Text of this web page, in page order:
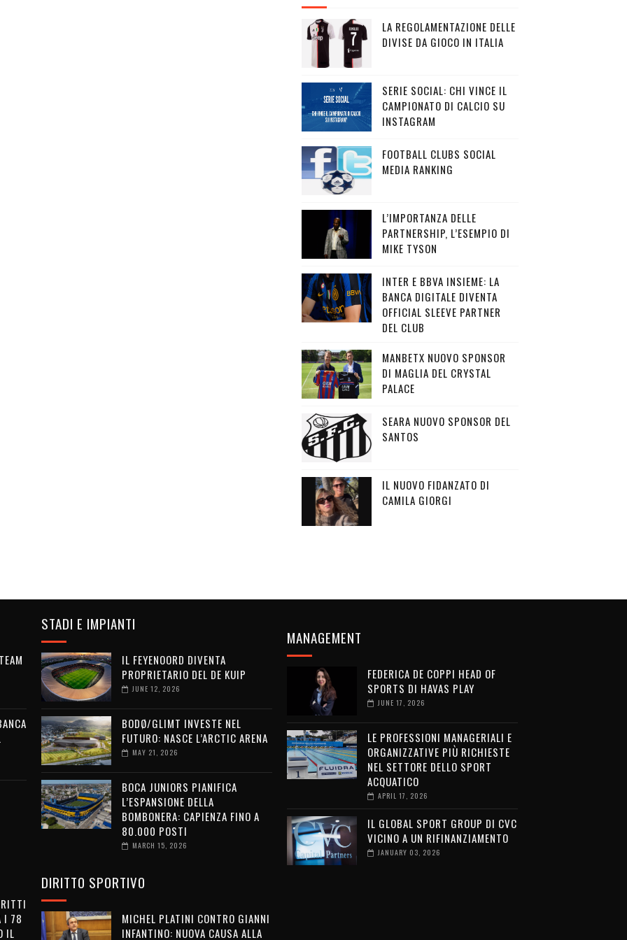
LA REGOLAMENTAZIONE DELLE
DIVISE DA GIOCO IN ITALIA
SERIE SOCIAL: CHI VINCE IL
CAMPIONATO DI CALCIO SU
INSTAGRAM
FOOTBALL CLUBS SOCIAL
MEDIA RANKING
L’IMPORTANZA DELLE
PARTNERSHIP, L’ESEMPIO DI
MIKE TYSON
INTER E BBVA INSIEME: LA
BANCA DIGITALE DIVENTA
OFFICIAL SLEEVE PARTNER
DEL CLUB
MANBETX NUOVO SPONSOR
DI MAGLIA DEL CRYSTAL
PALACE
SEARA NUOVO SPONSOR DEL
SANTOS
IL NUOVO FIDANZATO DI
CAMILA GIORGI
I 78
IL
STADI E IMPIANTI
IL FEYENOORD DIVENTA
PROPRIETARIO DEL DE KUIP
JUNE 12, 2026
BODØ/GLIMT INVESTE NEL
FUTURO: NASCE L’ARCTIC ARENA
MAY 21, 2026
BOCA JUNIORS PIANIFICA
L’ESPANSIONE DELLA
BOMBONERA: CAPIENZA FINO A
80.000 POSTI
MARCH 15, 2026
DIRITTO SPORTIVO
MICHEL PLATINI CONTRO GIANNI
INFANTINO: NUOVA CAUSA ALLA
MANAGEMENT
FEDERICA DE COPPI HEAD OF
SPORTS DI HAVAS PLAY
JUNE 17, 2026
LE PROFESSIONI MANAGERIALI E
ORGANIZZATIVE PIÙ RICHIESTE
NEL SETTORE DELLO SPORT
ACQUATICO
APRIL 17, 2026
IL GLOBAL SPORT GROUP DI CVC
VICINO A UN RIFINANZIAMENTO
JANUARY 03, 2026